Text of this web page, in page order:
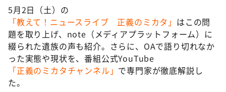
5月2日（土）の
「教えて！ニュースライブ 正義のミカタ」 はこの問
題を取り上げ、note（メディアプラットフォーム）に
綴られた遺族の声も紹介。さらに、OAで語り切れなか
った実態や現状を、番組公式YouTube
「正義のミカタチャンネル」 で専門家が徹底解説し
た。